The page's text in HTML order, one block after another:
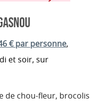
€ par personne,
et soir, sur
de chou-fleur, brocolis